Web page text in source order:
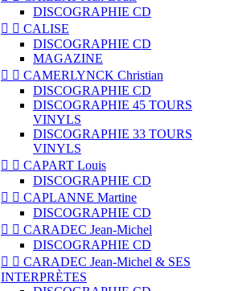
DISCOGRAPHIE CD
  CALISE
DISCOGRAPHIE CD
MAGAZINE
  CAMERLYNCK Christian
DISCOGRAPHIE CD
DISCOGRAPHIE 45 TOURS
VINYLS
DISCOGRAPHIE 33 TOURS
VINYLS
  CAPART Louis
DISCOGRAPHIE CD
  CAPLANNE Martine
DISCOGRAPHIE CD
  CARADEC Jean-Michel
DISCOGRAPHIE CD
  CARADEC Jean-Michel & SES
INTERPRÈTES